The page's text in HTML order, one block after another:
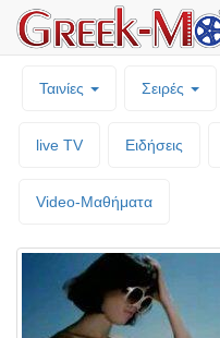
Ταινίες Σειρές
live TV Ειδήσεις
Video-Mαθήματα